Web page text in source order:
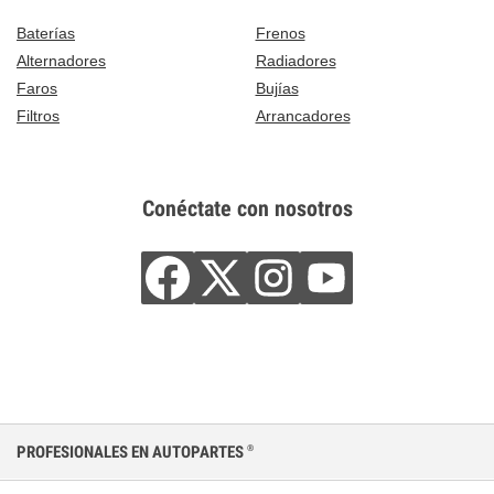
Baterías
Frenos
Alternadores
Radiadores
Faros
Bujías
Filtros
Arrancadores
Conéctate con nosotros
PROFESIONALES EN AUTOPARTES ®